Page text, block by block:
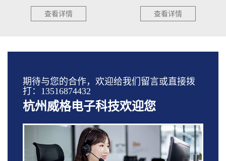
查看详情 查看详情
期待与您的合作，欢迎给我们留言或直接拨
打：13516874432
杭州威格电子科技欢迎您